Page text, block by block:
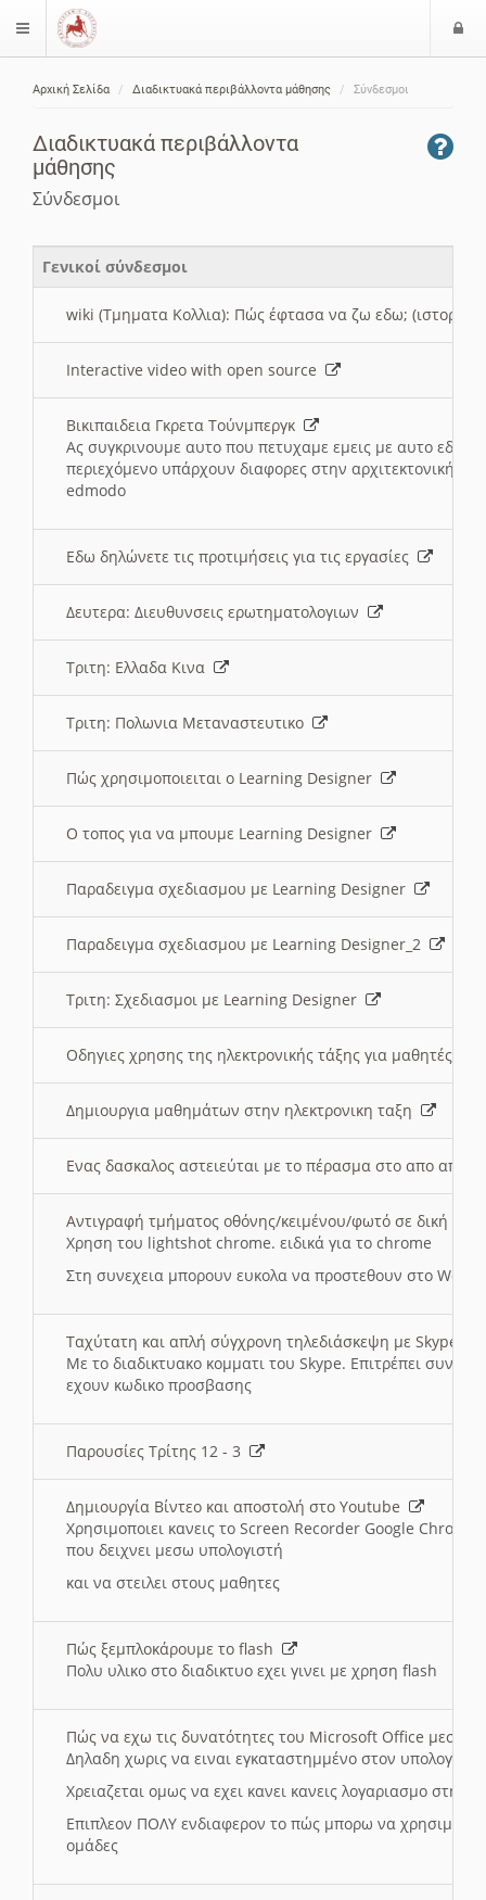
$langMenu
Αρχική Σελίδα Διαδικτυακά περιβάλλοντα μάθησης Σύνδεσμοι
Διαδικτυακά περιβάλλοντα
μάθησης
Σύνδεσμοι
Γενικοί σύνδεσμοι
wiki (Τμηματα Κολλια): Πώς έφτασα να ζω εδω; (ιστορια)
Interactive video with open source
Βικιπαιδεια Γκρετα Τούνμπεργκ
Ας συγκρινουμε αυτο που πετυχαμε εμεις με αυτο εδω
περιεχόμενο υπάρχουν διαφορες στην αρχιτεκτονική
edmodo
Εδω δηλώνετε τις προτιμήσεις για τις εργασίες
Δευτερα: Διευθυνσεις ερωτηματολογιων
Τριτη: Ελλαδα Κινα
Τριτη: Πολωνια Μεταναστευτικο
Πώς χρησιμοποιειται ο Learning Designer
O τοπος για να μπουμε Learning Designer
Παραδειγμα σχεδιασμου με Learning Designer
Παραδειγμα σχεδιασμου με Learning Designer_2
Τριτη: Σχεδιασμοι με Learning Designer
Οδηγιες χρησης της ηλεκτρονικής τάξης για μαθητές
Δημιουργια μαθημάτων στην ηλεκτρονικη ταξη
Ενας δασκαλος αστειεύται με το πέρασμα στο απο
Αντιγραφή τμήματος οθόνης/κειμένου/φωτό σε δική
Χρηση του lightshot chrome. ειδικά για το chrome
Στη συνεχεια μπορουν ευκολα να προστεθουν στο Word
Ταχύτατη και απλή σύγχρονη τηλεδιάσκεψη με Skype
Με το διαδικτυακο κομματι του Skype. Επιτρέπει
εχουν κωδικο προσβασης
Παρουσίες Τρίτης 12 - 3
Δημιουργία Βίντεο και αποστολή στο Youtube
Χρησιμοποιει κανεις το Screen Recorder Google Chrome
που δειχνει μεσω υπολογιστή
και να στειλει στους μαθητες
Πώς ξεμπλοκάρουμε το flash
Πολυ υλικο στο διαδικτυο εχει γινει με χρηση flash
Πώς να εχω τις δυνατότητες του Microsoft Office μεσω
Δηλαδη χωρις να ειναι εγκαταστημμένο στον
Χρειαζεται ομως να εχει κανει κανεις λογαριασμο στη
Επιπλεον ΠΟΛΥ ενδιαφερον το πώς μπορω να
ομάδες